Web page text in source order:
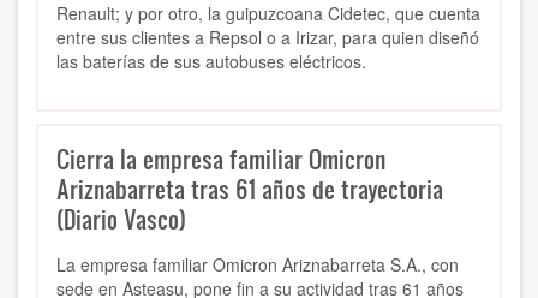
Renault; y por otro, la guipuzcoana Cidetec, que cuenta
entre sus clientes a Repsol o a Irizar, para quien diseñó
las baterías de sus autobuses eléctricos.
Cierra la empresa familiar Omicron
Ariznabarreta tras 61 años de trayectoria
(Diario Vasco)
La empresa familiar Omicron Ariznabarreta S.A., con
sede en Asteasu, pone fin a su actividad tras 61 años